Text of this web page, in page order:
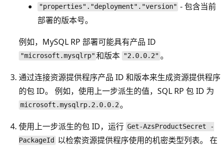
"properties"."deployment"."version" - 包含当前
部署的版本号。
例如，MySQL RP 部署可能具有产品 ID
"microsoft.mysqlrp" 和版本 "2.0.0.2" 。
通过连接资源提供程序产品 ID 和版本来生成资源提供程序
的包 ID。 例如，使用上一步派生的值，SQL RP 包 ID 为
microsoft.mysqlrp.2.0.0.2。
使用上一步派生的包 ID，运行 Get-AzsProductSecret -
PackageId
以检索资源提供程序使用的机密类型列表。 在